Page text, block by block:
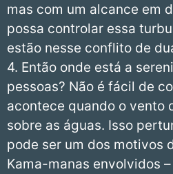
mas com um alcance em
possa controlar essa
estão nesse conflito de
4. Então onde está a
pessoas? Não é fácil de
acontece quando o vento
sobre as águas. Isso
pode ser um dos motivos
Kama-manas envolvidos